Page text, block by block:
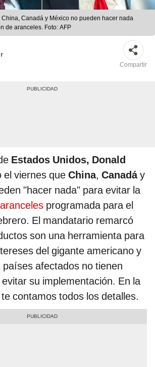
Canadá y México no pueden hacer nada
de aranceles. Foto: AFP
Compartir
Estados Unidos, Donald
el viernes que China, Canadáy
"hacer nada" para evitar la
aranceles programada para el
El mandatario remarcó
son una herramienta para
del gigante americano y
países afectados no tienen
su implementación. En la
contamos todos los detalles.